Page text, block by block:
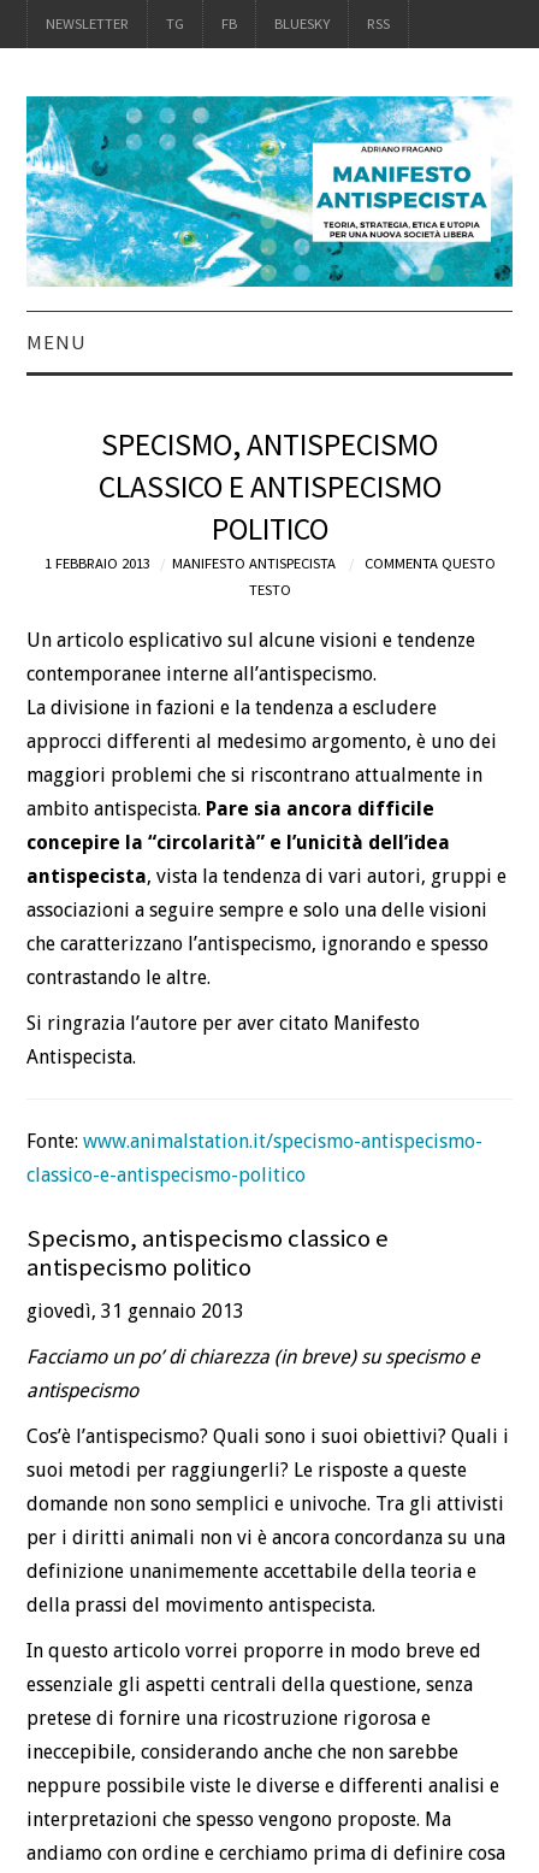
NEWSLETTER TG FB BLUESKY RSS
MENU
IL LIBRO
CHI
BLOG
CONTATTI
SPECISMO, ANTISPECISMO
CLASSICO E ANTISPECISMO
POLITICO
1 FEBBRAIO 2013 MANIFESTO ANTISPECISTA
COMMENTA QUESTO
TESTO
Un articolo esplicativo sul alcune visioni e tendenze
contemporanee interne all’antispecismo.
La divisione in fazioni e la tendenza a escludere
approcci differenti al medesimo argomento, è uno dei
maggiori problemi che si riscontrano attualmente in
ambito antispecista. Pare sia ancora difficile
concepire la “circolarità” e l’unicità dell’idea
antispecista, vista la tendenza di vari autori, gruppi e
associazioni a seguire sempre e solo una delle visioni
che caratterizzano l’antispecismo, ignorando e spesso
contrastando le altre.
Si ringrazia l’autore per aver citato Manifesto
Antispecista.
Fonte:www.animalstation.it/specismo-antispecismo-
classico-e-antispecismo-politico
Specismo, antispecismo classico e
antispecismo politico
giovedì, 31 gennaio 2013
Facciamo un po’ di chiarezza (in breve) su specismo e
antispecismo
Cos’è l’antispecismo? Quali sono i suoi obiettivi? Quali i
suoi metodi per raggiungerli? Le risposte a queste
domande non sono semplici e univoche. Tra gli attivisti
per i diritti animali non vi è ancora concordanza su una
definizione unanimemente accettabile della teoria e
della prassi del movimento antispecista.
In questo articolo vorrei proporre in modo breve ed
essenziale gli aspetti centrali della questione, senza
pretese di fornire una ricostruzione rigorosa e
ineccepibile, considerando anche che non sarebbe
neppure possibile viste le diverse e differenti analisi e
interpretazioni che spesso vengono proposte. Ma
andiamo con ordine e cerchiamo prima di definire cosa